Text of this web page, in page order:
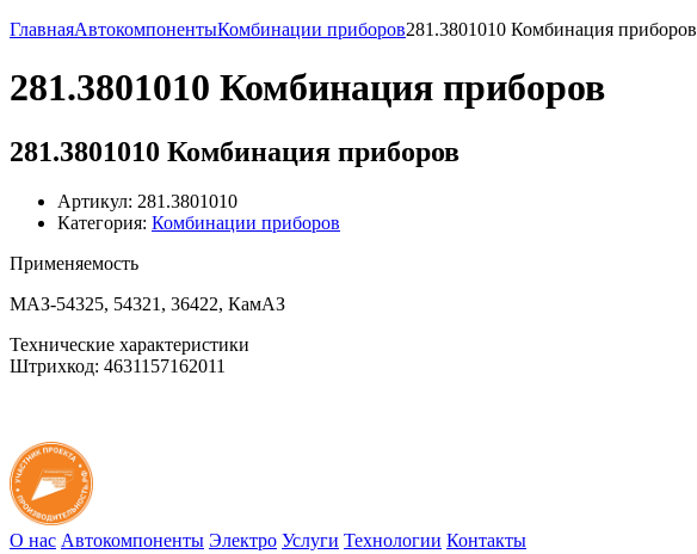
ГлавнаяАвтокомпонентыКомбинации приборов281.3801010 Комбинация приборов
281.3801010 Комбинация приборов
281.3801010 Комбинация приборов
Артикул: 281.3801010
Категория: Комбинации приборов
Применяемость
МАЗ-54325, 54321, 36422, КамАЗ
Технические характеристики
Штрихкод: 4631157162011
О нас Автокомпоненты Электро Услуги Технологии Контакты